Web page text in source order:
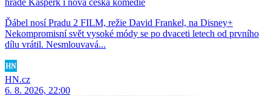
Ďábel nosí Pradu 2 FILM, režie David Frankel, na Disney+
Nekompromisní svět vysoké módy se po dvaceti letech od prvního
dílu vrátil. Nesmlouvavá...
HN.cz
6. 8. 2026, 22:00